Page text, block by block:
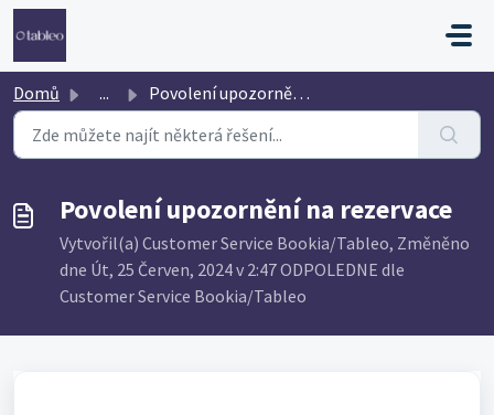
Přeskočit na hlavní obsah
Domů ... Povolení upozornění na rezervace
Povolení upozornění na rezervace
Vytvořil(a) Customer Service Bookia/Tableo, Změněno
dne Út, 25 Červen, 2024 v 2:47 ODPOLEDNE dle
Customer Service Bookia/Tableo